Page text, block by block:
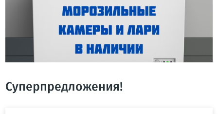
Суперпредложения!